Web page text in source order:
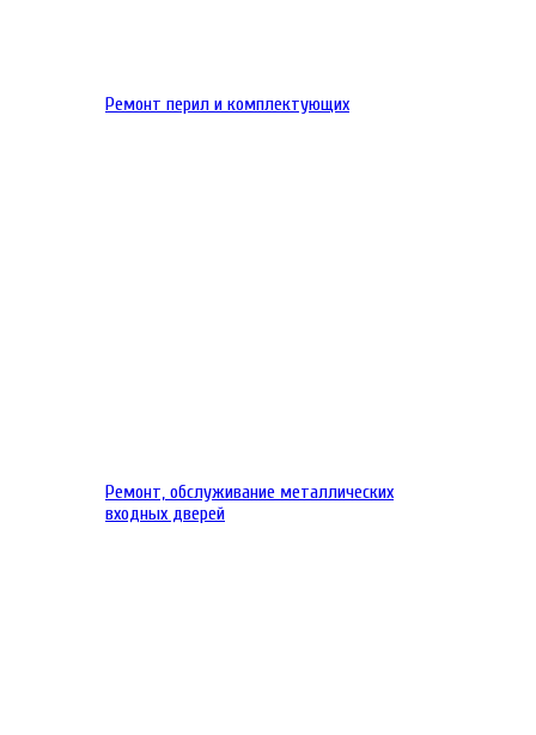
Ремонт перил и комплектующих
Ремонт, обслуживание металлических
входных дверей